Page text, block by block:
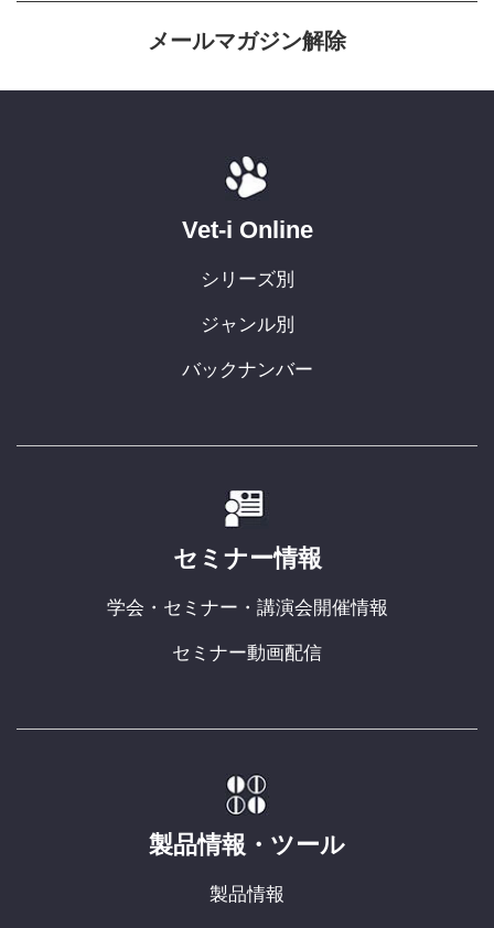
メールマガジン解除
Vet-i Online
シリーズ別
ジャンル別
バックナンバー
セミナー情報
学会・セミナー・講演会開催情報
セミナー動画配信
製品情報・ツール
製品情報